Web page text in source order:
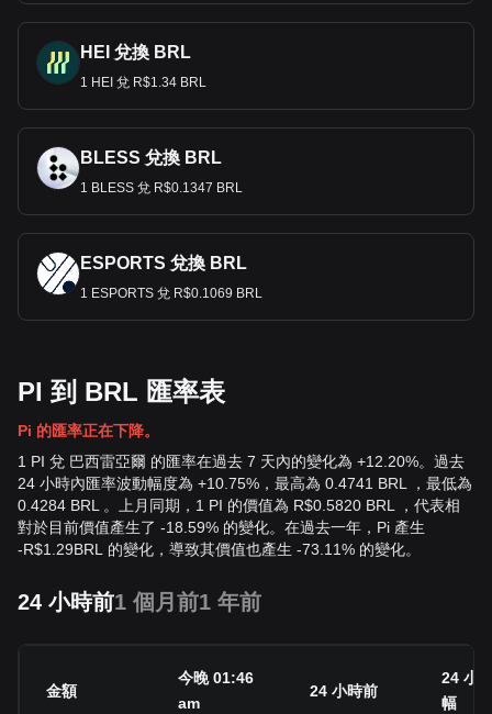
HEI 兌換 BRL
1 HEI 兌 R$1.34 BRL
BLESS 兌換 BRL
1 BLESS 兌 R$0.1347 BRL
ESPORTS 兌換 BRL
1 ESPORTS 兌 R$0.1069 BRL
PI 到 BRL 匯率表
Pi 的匯率正在下降。
1 PI 兌 巴西雷亞爾 的匯率在過去 7 天內的變化為 +12.20%。過去
24 小時內匯率波動幅度為 +10.75%，最高為 0.4741 BRL ，最低為
0.4284 BRL 。上月同期，1 PI 的價值為 R$0.5820 BRL ，代表相
對於目前價值產生了 -18.59% 的變化。在過去一年，Pi 產生
-R$1.29BRL 的變化，導致其價值也產生 -73.11% 的變化。
24 小時前1 個月前1 年前
金額
今晚 01:46
am
24 小時前
24 小
幅